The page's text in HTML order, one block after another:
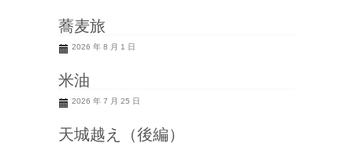
蕎麦旅
2026 年 8 月 1 日
米油
2026 年 7 月 25 日
天城越え（後編）